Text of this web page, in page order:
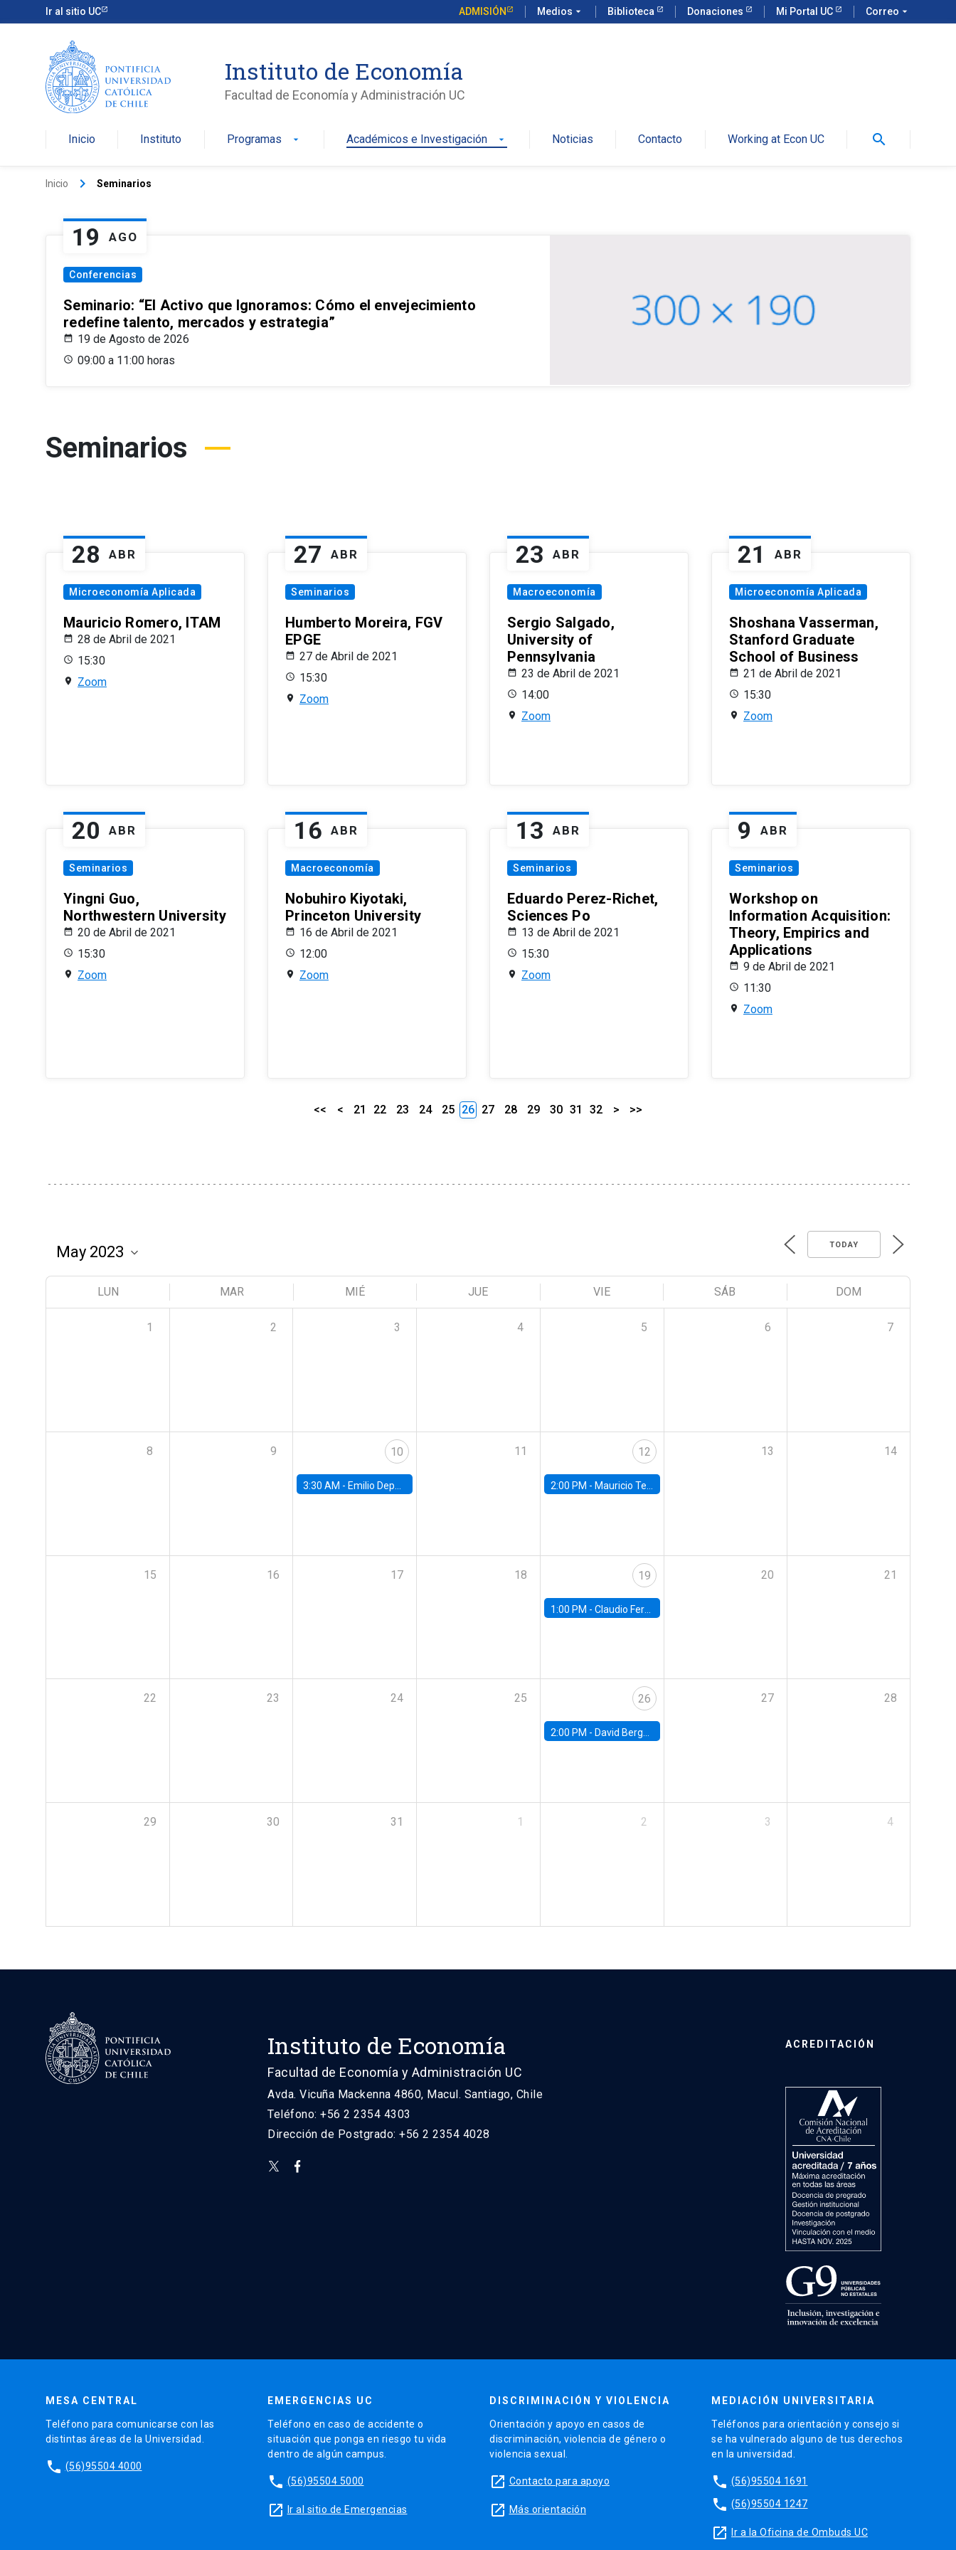
Ir al sitio UC ADMISIÓN Medios arrow_drop_down Biblioteca Donaciones Mi Portal UC Correo arrow_drop_down
Instituto de Economía
Facultad de Economía y Administración UC
Inicio Instituto Programas arrow_drop_down Académicos e Investigación arrow_drop_down Noticias Contacto Working at Econ UC search
Inicio keyboard_arrow_right Seminarios
19 AGO
Conferencias
Seminario: “El Activo que Ignoramos: Cómo el envejecimiento
redefine talento, mercados y estrategia”
19 de Agosto de 2026
09:00 a 11:00 horas
Seminarios
28 ABR
Microeconomía Aplicada
Mauricio Romero, ITAM
28 de Abril de 2021
15:30
Zoom
27 ABR
Seminarios
Humberto Moreira, FGV
EPGE
27 de Abril de 2021
15:30
Zoom
23 ABR
Macroeconomía
Sergio Salgado,
University of
Pennsylvania
23 de Abril de 2021
14:00
Zoom
21 ABR
Microeconomía Aplicada
Shoshana Vasserman,
Stanford Graduate
School of Business
21 de Abril de 2021
15:30
Zoom
20 ABR
Seminarios
Yingni Guo,
Northwestern University
20 de Abril de 2021
15:30
Zoom
16 ABR
Macroeconomía
Nobuhiro Kiyotaki,
Princeton University
16 de Abril de 2021
12:00
Zoom
13 ABR
Seminarios
Eduardo Perez-Richet,
Sciences Po
13 de Abril de 2021
15:30
Zoom
9 ABR
Seminarios
Workshop on
Information Acquisition:
Theory, Empirics and
Applications
9 de Abril de 2021
11:30
Zoom
<< < 21 22 23 24 25 26 27 28 29 30 31 32 > >>
TODAY
LUN MAR MIÉ JUE VIE SÁB DOM
1 2 3 4 5 6 7
8 9 10
3:30 AM - Emilio Depetris-Chauvín, Universidad Católica
11 12
2:00 PM - Mauricio Tejada, UDP
13 14
15 16 17 18 19
1:00 PM - Claudio Ferraz, British Columbia
20 21
22 23 24 25 26
2:00 PM - David Berger, Duke
27 28
29 30 31 1 2 3 4
Instituto de Economía
Facultad de Economía y Administración UC
Avda. Vicuña Mackenna 4860, Macul. Santiago, Chile
Teléfono: +56 2 2354 4303
Dirección de Postgrado: +56 2 2354 4028
ACREDITACIÓN
MESA CENTRAL
Teléfono para comunicarse con las
distintas áreas de la Universidad.
phone (56)95504 4000
EMERGENCIAS UC
Teléfono en caso de accidente o
situación que ponga en riesgo tu vida
dentro de algún campus.
phone (56)95504 5000
launch Ir al sitio de Emergencias
DISCRIMINACIÓN Y VIOLENCIA
Orientación y apoyo en casos de
discriminación, violencia de género o
violencia sexual.
launch Contacto para apoyo
launch Más orientación
MEDIACIÓN UNIVERSITARIA
Teléfonos para orientación y consejo si
se ha vulnerado alguno de tus derechos
en la universidad.
phone (56)95504 1691
phone (56)95504 1247
launch Ir a la Oficina de Ombuds UC